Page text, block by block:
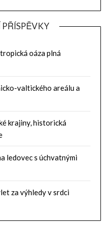
PŘÍSPĚVKY
oáza plná
valtického areálu a
krajiny, historická
ledovec s úchvatnými
za výhledy v srdci